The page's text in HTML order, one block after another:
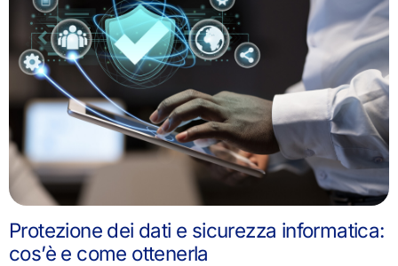
Protezione dei dati e sicurezza informatica:
cos’è e come ottenerla